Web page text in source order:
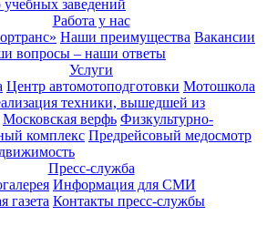
учебных заведений
Работа у нас
Наши преимущества Вакансии
вопросы – наши ответы
Услуги
Центр автомотоподготовки Мотошкола
техники, вышедшей из
Московская верфь Физкультурно-
комплекс Предрейсовый медосмотр
Пресс-служба
Информация для СМИ
газета Контакты пресс-службы